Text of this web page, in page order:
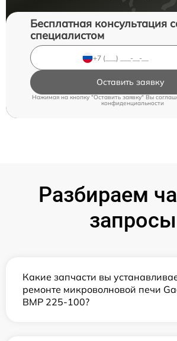
Бесплатная консультация
специалистом
Оставить заявку
Нажимая на кнопку "Оставить заявку" Вы
конфиденциальности
Разбираем
запросы
Какие запчасти вы
ремонте микроволновой печи
BMP 225-100?